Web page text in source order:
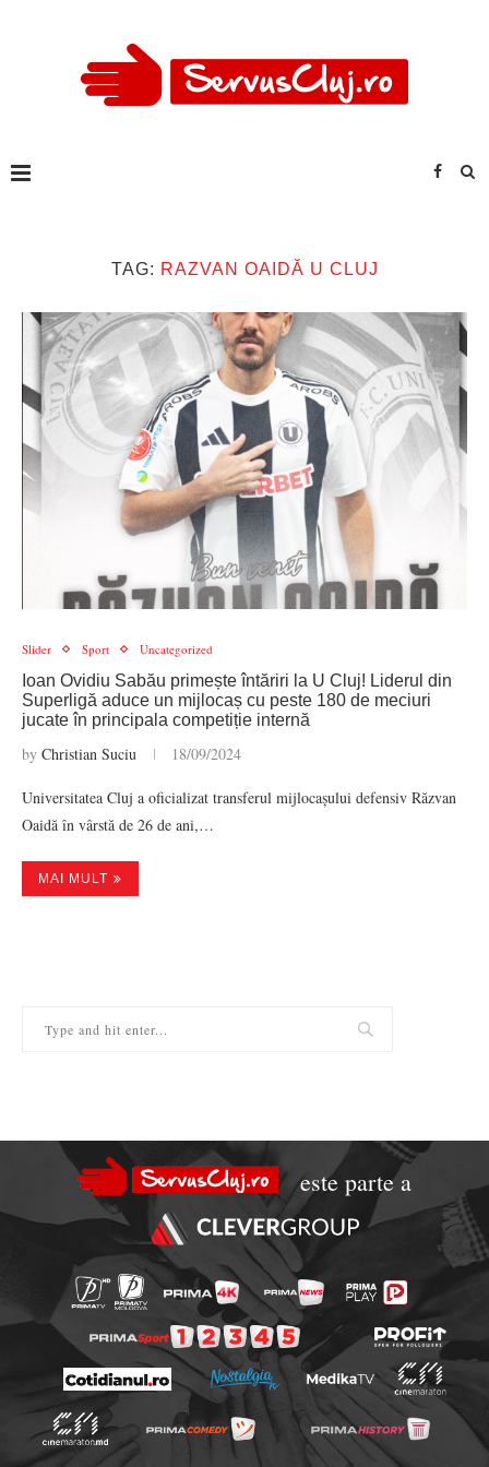
TAG: RAZVAN OAIDĂ U CLUJ
Slider Sport Uncategorized
Ioan Ovidiu Sabău primește întăriri la U Cluj! Liderul din
Superligă aduce un mijlocaș cu peste 180 de meciuri
jucate în principala competiție internă
by Christian Suciu 18/09/2024
Universitatea Cluj a oficializat transferul mijlocașului defensiv Răzvan
Oaidă în vârstă de 26 de ani,…
MAI MULT
este parte a